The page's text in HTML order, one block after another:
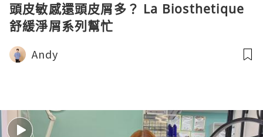
頭皮敏感還頭皮屑多？ La Biosthetique
舒緩淨屑系列幫忙
Andy